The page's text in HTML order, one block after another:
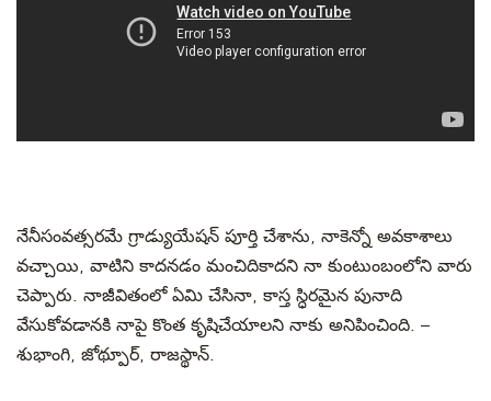
నేనీసంవత్సరమే గ్రాడ్యుయేషన్ పూర్తి చేశాను, నాకెన్నో అవకాశాలు
వచ్చాయి, వాటిని కాదనడం మంచిదికాదని నా కుంటుంబంలోని వారు
చెప్పారు. నాజీవితంలో ఏమి చేసినా, కాస్త స్ధిరమైన పునాది
వేసుకోవడానకి నాపై కొంత కృషిచేయాలని నాకు అనిపించింది. –
శుభాంగి, జోథ్పూర్, రాజస్థాన్.